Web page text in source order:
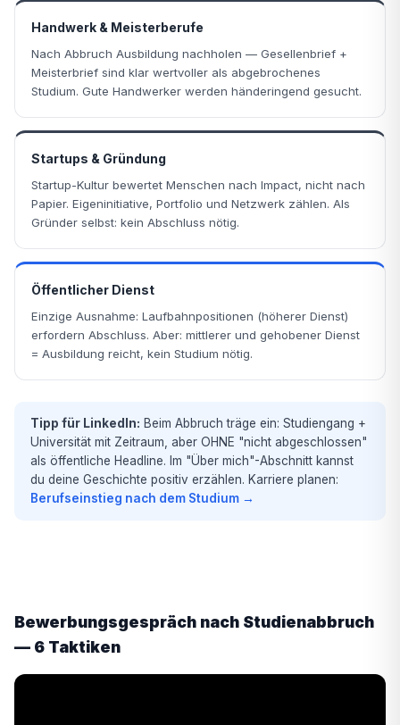
Handwerk & Meisterberufe
Nach Abbruch Ausbildung nachholen — Gesellenbrief +
Meisterbrief sind klar wertvoller als abgebrochenes
Studium. Gute Handwerker werden händeringend gesucht.
Startups & Gründung
Startup-Kultur bewertet Menschen nach Impact, nicht nach
Papier. Eigeninitiative, Portfolio und Netzwerk zählen. Als
Gründer selbst: kein Abschluss nötig.
Öffentlicher Dienst
Einzige Ausnahme: Laufbahnpositionen (höherer Dienst)
erfordern Abschluss. Aber: mittlerer und gehobener Dienst
= Ausbildung reicht, kein Studium nötig.
Tipp für LinkedIn: Beim Abbruch träge ein: Studiengang +
Universität mit Zeitraum, aber OHNE "nicht abgeschlossen"
als öffentliche Headline. Im "Über mich"-Abschnitt kannst
du deine Geschichte positiv erzählen. Karriere planen:
Berufseinstieg nach dem Studium →
Bewerbungsgespräch nach Studienabbruch
— 6 Taktiken